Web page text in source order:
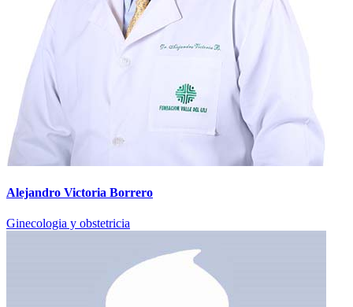
Alejandro Victoria Borrero
Ginecologia y obstetricia